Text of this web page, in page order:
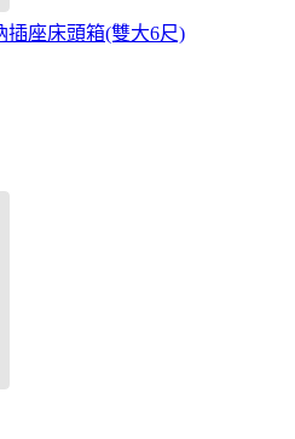
插座床頭箱(雙大6尺)